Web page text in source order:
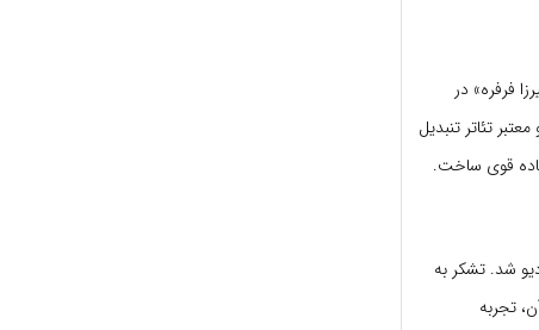
فرفره» در
تئاتر تنبدیل
شد. تشکر به
تجربه